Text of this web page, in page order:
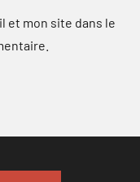
et mon site dans le